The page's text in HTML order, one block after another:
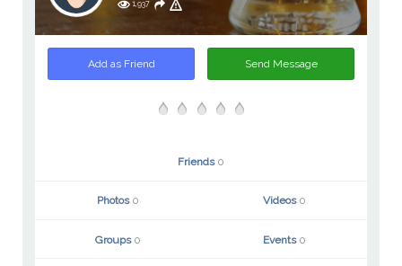
1,937
Add as Friend Send Message
Friends 0
Photos 0 Videos 0
Groups 0 Events 0